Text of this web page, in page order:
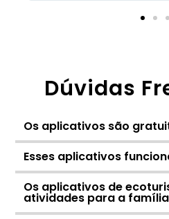
Dúvidas
Os aplicativos são
Esses aplicativos
Os aplicativos de
atividades para a